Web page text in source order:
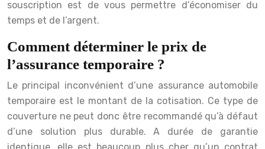
souscription est de vous permettre d’économiser du
temps et de l’argent.
Comment déterminer le prix de
l’assurance temporaire ?
Le principal inconvénient d’une assurance automobile
temporaire est le montant de la cotisation. Ce type de
couverture ne peut donc être recommandé qu’à défaut
d’une solution plus durable. A durée de garantie
identique, elle est beaucoup plus cher qu’un contrat